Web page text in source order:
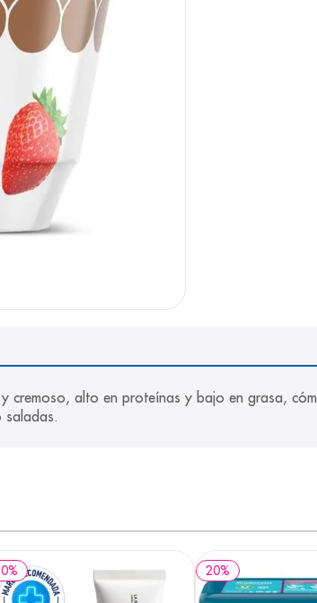
cremoso, alto en proteínas y bajo en grasa,
saladas.
% 20%